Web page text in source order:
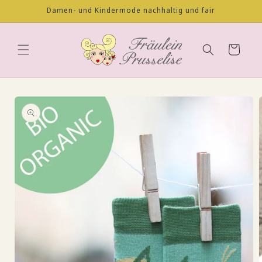
Inhalt
Damen- und Kindermode nachhaltig und fair
Warenkorb